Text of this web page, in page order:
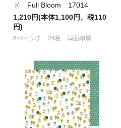
ド Full Bloom 17014
1,210円(本体1,100円、税110
円)
6×8インチ 24枚 両面印刷